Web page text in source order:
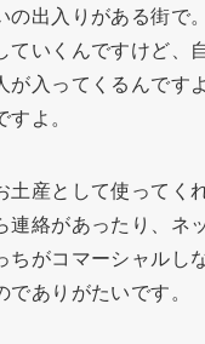
の出入りがある街で
ていくんですけど、
が入ってくるんです
よ。
土産として使ってく
連絡があったり、ネ
ちがコマーシャルし
ありがたいです。